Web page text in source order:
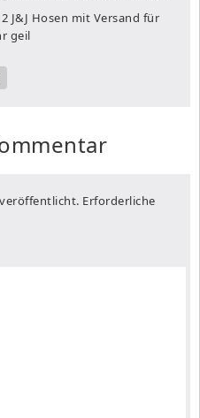
J&J Hosen mit Versand für
geil
Erforderliche